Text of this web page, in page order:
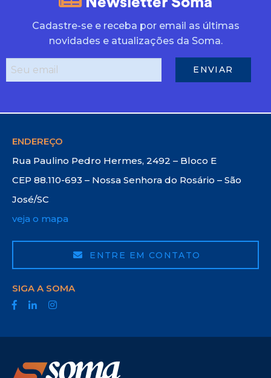
Cadastre-se e receba por email as últimas
novidades e atualizações da Soma.
ENDEREÇO
Rua Paulino Pedro Hermes, 2492 – Bloco E
CEP 88.110-693 – Nossa Senhora do Rosário – São
José/SC
veja o mapa
ENTRE EM CONTATO
SIGA A SOMA